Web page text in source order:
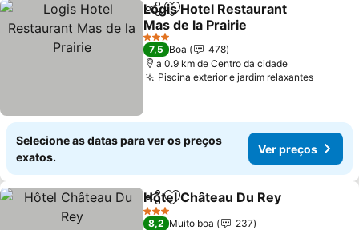
PartilharAdicionar aos favoritos
Logis Hotel Restaurant
Mas de la Prairie
3 Estrelas
7,5 Boa
478
a 0.9 km de Centro da cidade
Piscina exterior e jardim relaxantes
Selecione as datas para ver os preços
exatos.
Ver preços
PartilharAdicionar aos favoritos
Hôtel Château Du Rey
3 Estrelas
8,2 Muito boa
237